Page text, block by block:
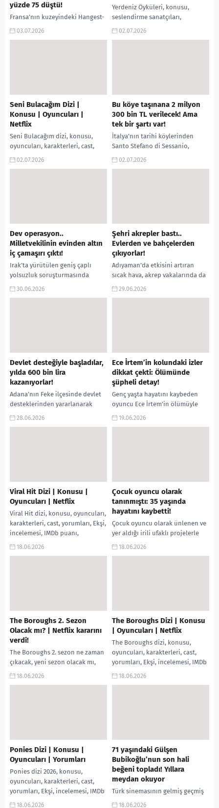
yüzde 75 düştü!
Fransa’nın kuzeyindeki Hangest-
sur-Somme köyü, kamu
03.07.2026
Yerdeniz Öyküleri, konusu,
seslendirme sanatçıları,
karakterleri, cast, animasyon
02.07.2026
Seni Bulacağım Dizi |
Konusu | Oyuncuları |
Netflix
Seni Bulacağım dizi, konusu,
oyuncuları, karakterleri, cast,
yorumları, Ekşi, incelemesi, IMDb
02.07.2026
Bu köye taşınana 2 milyon
300 bin TL verilecek! Ama
tek bir şartı var!
İtalya’nın tarihi köylerinden
Santo Stefano di Sessanio,
azalan nüfusunu artırmak için
02.07.2026
Dev operasyon..
Milletvekilinin evinden altın
iç çamaşırı çıktı!
Irak’ta yürütülen geniş çaplı
yolsuzluk soruşturmasında
dikkat çeken iddialar gündeme
30.06.2026
Şehri akrepler bastı..
Evlerden ve bahçelerden
çıkıyorlar!
Adıyaman’da etkisini artıran
sıcak hava, akrep vakalarında da
gözle görülür bir artışa neden
29.06.2026
Devlet desteğiyle başladılar,
yılda 600 bin lira
kazanıyorlar!
Adana’nın Feke ilçesinde devlet
desteklerinden yararlanarak
üretime başlayan kadın
28.06.2026
Ece İrtem’in kolundaki izler
dikkat çekti: Ölümünde
şüpheli detay!
Genç yaşta hayatını kaybeden
oyuncu Ece İrtem’in ölümüyle
ilgili yürütülen soruşturmada
19.06.2026
Viral Hit Dizi | Konusu |
Oyuncuları | Netflix
Viral Hit dizi, konusu, oyuncuları,
karakterleri, cast, yorumları, Ekşi,
incelemesi, IMDb puanı,
fragmanı, izle gibi aramalarınıza
18.06.2026
Çocuk oyuncu olarak
tanınmıştı: 35 yaşında
hayatını kaybetti!
Çocuk oyuncu olarak ünlenen ve
yer aldığı irili ufaklı projelerle
adından söz ettiren 35 yaşındaki
18.06.2026
The Boroughs 2. Sezon
Olacak mı? | Netflix kararını
verdi!
The Boroughs 2. sezon ne zaman
çıkacak, yeni sezon olacak mı,
The Boroughs iptal mi edildi,
18.06.2026
The Boroughs Dizi | Konusu
| Oyuncuları | Netflix
The Boroughs dizi, konusu,
oyuncuları, karakterleri, cast,
yorumları, Ekşi, incelemesi, IMDb
puanı, fragmanı, izle gibi
18.06.2026
Ponies Dizi | Konusu |
Oyuncuları | Yorumları
Ponies dizi 2026, konusu,
oyuncuları, karakterleri, cast,
yorumları, Ekşi, incelemesi, IMDb
puanı, fragmanı, izle gibi
18.06.2026
71 yaşındaki Gülşen
Bubikoğlu’nun son hali
beğeni topladı! Yıllara
meydan okuyor
Türk sinemasının gelmiş geçmiş
en güzel kadınları arasında
18.06.2026